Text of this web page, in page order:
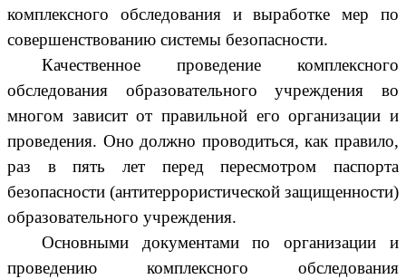
комплексного обследования и выработке мер по
совершенствованию системы безопасности.
Качественное проведение комплексного
обследования образовательного учреждения во
многом зависит от правильной его организации и
проведения. Оно должно проводиться, как правило,
раз в пять лет перед пересмотром паспорта
безопасности (антитеррористической защищенности)
образовательного учреждения.
Основными документами по организации и
проведению комплексного обследования